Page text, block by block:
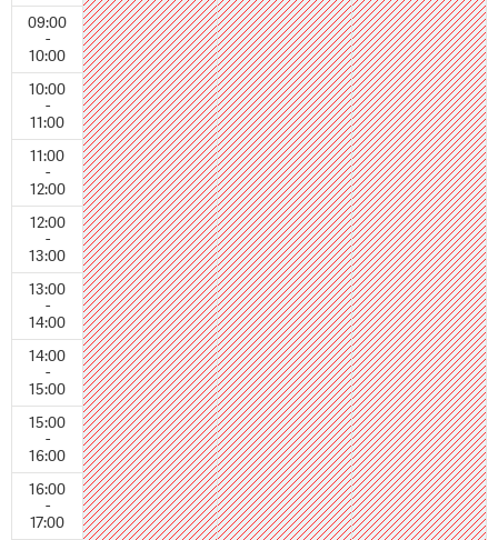
09:00
-
10:00
10:00
-
11:00
11:00
-
12:00
12:00
-
13:00
13:00
-
14:00
14:00
-
15:00
15:00
-
16:00
16:00
-
17:00